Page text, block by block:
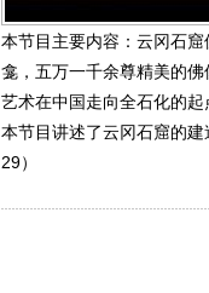
本节目主要内容：云冈石
龛，五万一千余尊精美的
艺术在中国走向全石化的
本节目讲述了云冈石窟的
29）